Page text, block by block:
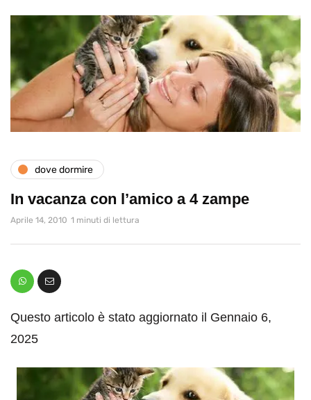
dove dormire
In vacanza con l’amico a 4 zampe
Aprile 14, 2010 1 minuti di lettura
Questo articolo è stato aggiornato il Gennaio 6,
2025